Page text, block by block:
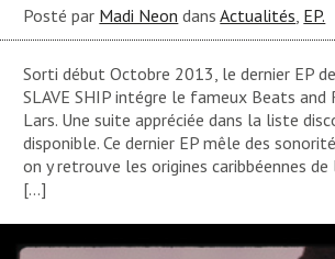
Posté par Madi Neon dansActualités EP.
Sorti début Octobre 2013, le dernier EP
SLAVE SHIP intégre le fameux Beats and
Lars. Une suite appréciée dans la liste
disponible. Ce dernier EP mêle des
on y retrouve les origines caribbéennes de
[…]